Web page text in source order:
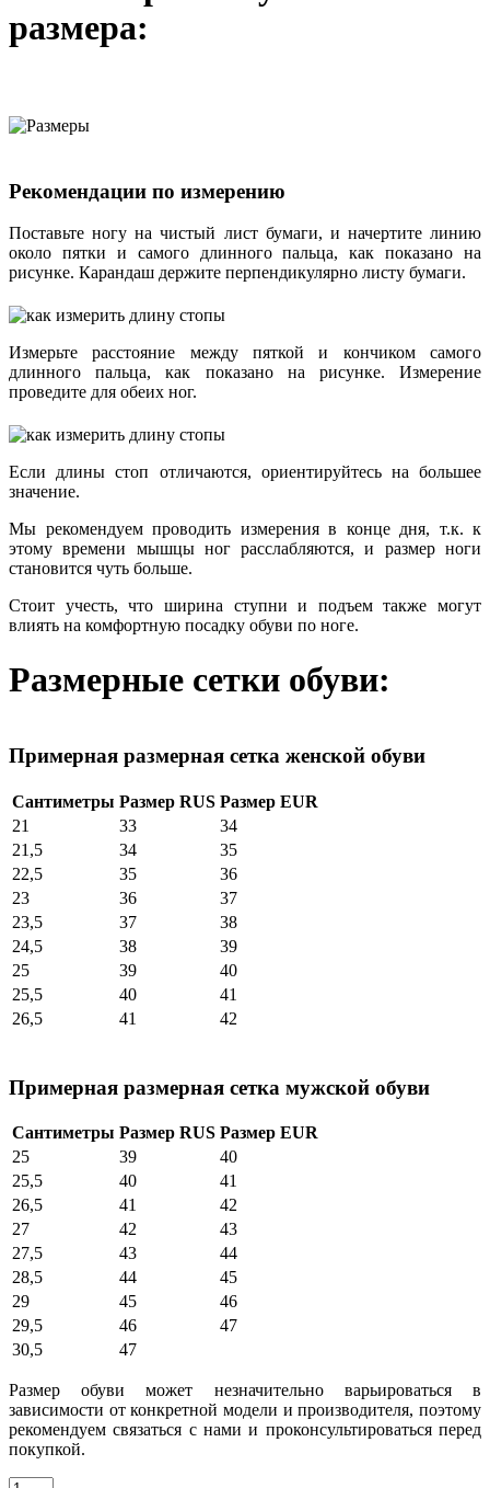
размера:
Рекомендации по измерению
Поставьте ногу на чистый лист бумаги, и начертите линию
около пятки и самого длинного пальца, как показано на
рисунке. Карандаш держите перпендикулярно листу бумаги.
Измерьте расстояние между пяткой и кончиком самого
длинного пальца, как показано на рисунке. Измерение
проведите для обеих ног.
Если длины стоп отличаются, ориентируйтесь на большее
значение.
Мы рекомендуем проводить измерения в конце дня, т.к. к
этому времени мышцы ног расслабляются, и размер ноги
становится чуть больше.
Стоит учесть, что ширина ступни и подъем также могут
влиять на комфортную посадку обуви по ноге.
Размерные сетки обуви:
Примерная размерная сетка женской обуви
Сантиметры Размер RUS Размер EUR
21
33
34
21,5
34
35
22,5
35
36
23
36
37
23,5
37
38
24,5
38
39
25
39
40
25,5
40
41
26,5
41 42
Примерная размерная сетка мужской обуви
Сантиметры Размер RUS Размер EUR
25
39
40
25,5
40
41
26,5
41
42
27
42
43
27,5
43
44
28,5
44
45
29
45
46
29,5
46
47
30,5
47
Размер обуви может незначительно варьироваться в
зависимости от конкретной модели и производителя, поэтому
рекомендуем связаться с нами и проконсультироваться перед
покупкой.